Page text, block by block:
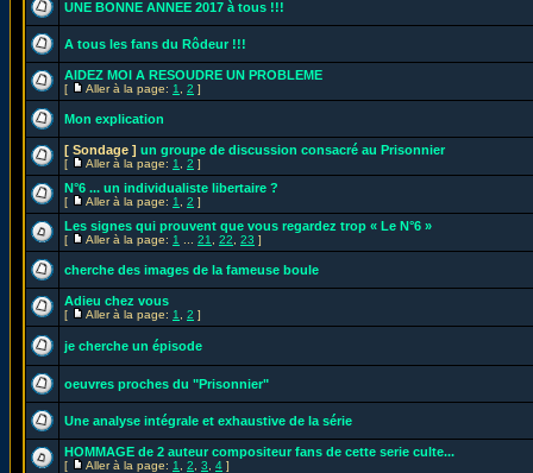
UNE BONNE ANNEE 2017 à tous !!!
A tous les fans du Rôdeur !!!
AIDEZ MOI A RESOUDRE UN PROBLEME
[ Aller à la page: 1 2 ]
Mon explication
[ Sondage ] un groupe de discussion consacré au Prisonnier
[ Aller à la page: 1 2 ]
N°6 ... un individualiste libertaire ?
[ Aller à la page: 1 2 ]
Les signes qui prouvent que vous regardez trop « Le N°6 »
[ Aller à la page: 1 21 22 23 ]
cherche des images de la fameuse boule
Adieu chez vous
[ Aller à la page: 1 2 ]
je cherche un épisode
oeuvres proches du "Prisonnier"
Une analyse intégrale et exhaustive de la série
HOMMAGE de 2 auteur compositeur fans de cette serie culte...
[ Aller à la page: 1 2 3 4 ]